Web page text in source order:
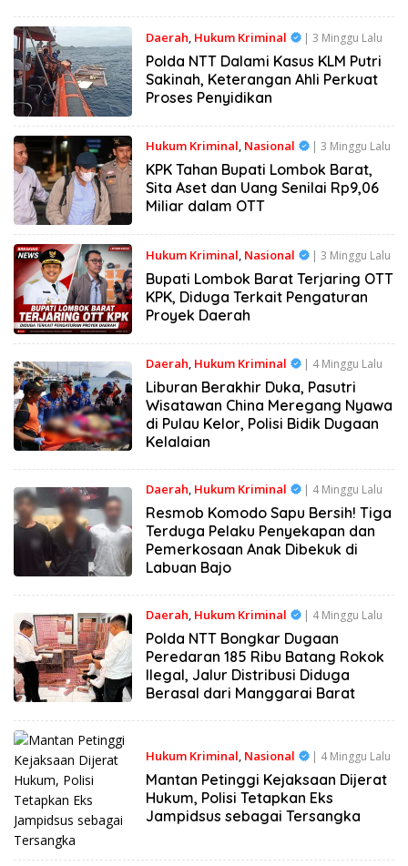
Daerah, Hukum Kriminal | 3 Minggu Lalu
Polda NTT Dalami Kasus KLM Putri
Sakinah, Keterangan Ahli Perkuat
Proses Penyidikan
Hukum Kriminal, Nasional | 3 Minggu Lalu
KPK Tahan Bupati Lombok Barat,
Sita Aset dan Uang Senilai Rp9,06
Miliar dalam OTT
Hukum Kriminal, Nasional | 3 Minggu Lalu
Bupati Lombok Barat Terjaring OTT
KPK, Diduga Terkait Pengaturan
Proyek Daerah
Daerah, Hukum Kriminal | 4 Minggu Lalu
Liburan Berakhir Duka, Pasutri
Wisatawan China Meregang Nyawa
di Pulau Kelor, Polisi Bidik Dugaan
Kelalaian
Daerah, Hukum Kriminal | 4 Minggu Lalu
Resmob Komodo Sapu Bersih! Tiga
Terduga Pelaku Penyekapan dan
Pemerkosaan Anak Dibekuk di
Labuan Bajo
Daerah, Hukum Kriminal | 4 Minggu Lalu
Polda NTT Bongkar Dugaan
Peredaran 185 Ribu Batang Rokok
Ilegal, Jalur Distribusi Diduga
Berasal dari Manggarai Barat
Hukum Kriminal, Nasional | 4 Minggu Lalu
Mantan Petinggi Kejaksaan Dijerat
Hukum, Polisi Tetapkan Eks
Jampidsus sebagai Tersangka